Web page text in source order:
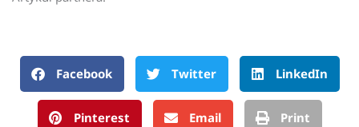
Facebook Twitter LinkedIn
Pinterest Email Print